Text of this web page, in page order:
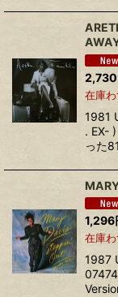
2,730
在庫
1981
. EX-
った
1,296
在庫
1987